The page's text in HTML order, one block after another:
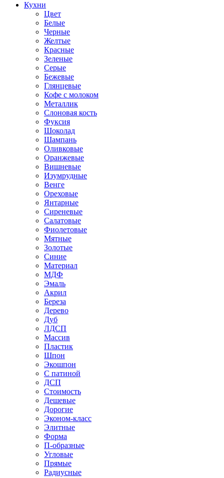
Кухни
Цвет
Белые
Черные
Желтые
Красные
Зеленые
Серые
Бежевые
Глянцевые
Кофе с молоком
Металлик
Слоновая кость
Фуксия
Шоколад
Шампань
Оливковые
Оранжевые
Вишневые
Изумрудные
Венге
Ореховые
Янтарные
Сиреневые
Салатовые
Фиолетовые
Мятные
Золотые
Синие
Материал
МДФ
Эмаль
Акрил
Береза
Дерево
Дуб
ЛДСП
Массив
Пластик
Шпон
Экошпон
С патиной
ДСП
Стоимость
Дешевые
Дорогие
Эконом-класс
Элитные
Форма
П-образные
Угловые
Прямые
Радиусные